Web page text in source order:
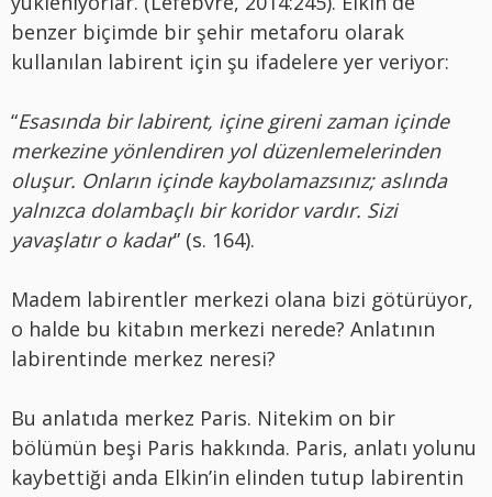
benzer biçimde bir şehir metaforu olarak
kullanılan labirent için şu ifadelere yer veriyor:
“Esasında bir labirent, içine gireni zaman içinde
merkezine yönlendiren yol düzenlemelerinden
oluşur. Onların içinde kaybolamazsınız; aslında
yalnızca dolambaçlı bir koridor vardır. Sizi
yavaşlatır o kadar” (s. 164).
Madem labirentler merkezi olana bizi götürüyor,
o halde bu kitabın merkezi nerede? Anlatının
labirentinde merkez neresi?
Bu anlatıda merkez Paris. Nitekim on bir
bölümün beşi Paris hakkında. Paris, anlatı yolunu
kaybettiği anda Elkin’in elinden tutup labirentin